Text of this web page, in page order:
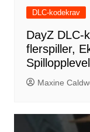
DLC-kodekrav
DayZ DLC-
flerspiller,
Maxine